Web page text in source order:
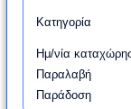
Κατηγορία
Ημ/νία
Παραλαβή
Παράδοση